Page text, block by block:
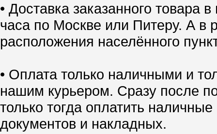
• Доставка заказанного товара
часа по Москве или Питеру. А в
расположения населённого
• Оплата только наличными и
нашим курьером. Сразу после
только тогда оплатить
документов и накладных.